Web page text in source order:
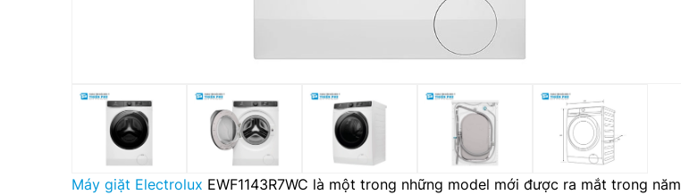
Máy giặt Electrolux EWF1143R7WC là một trong những model mới được ra mắt trong năm